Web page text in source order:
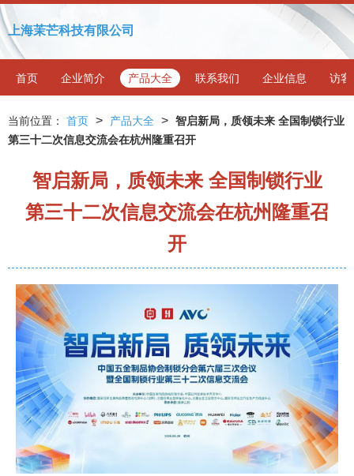
上海茉芒科技有限公司
首页 企业简介 产品大全 联系我们 企业信息 访客
当前位置： 首页 > 产品大全 > 智启新局，质领未来 全国制锁行业
第三十二次信息交流会在杭州隆重召开
智启新局，质领未来 全国制锁行业
第三十二次信息交流会在杭州隆重召
开